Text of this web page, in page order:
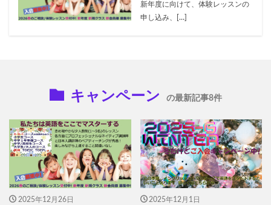
新年度に向けて、体験レッスンの
申し込み、[…]
キャンペーン の最新記事8件
2025年12月26日 2025年12月1日